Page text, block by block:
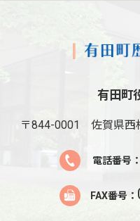
有田町
〒844-0001 佐賀県西
電話番号：
FAX番号：